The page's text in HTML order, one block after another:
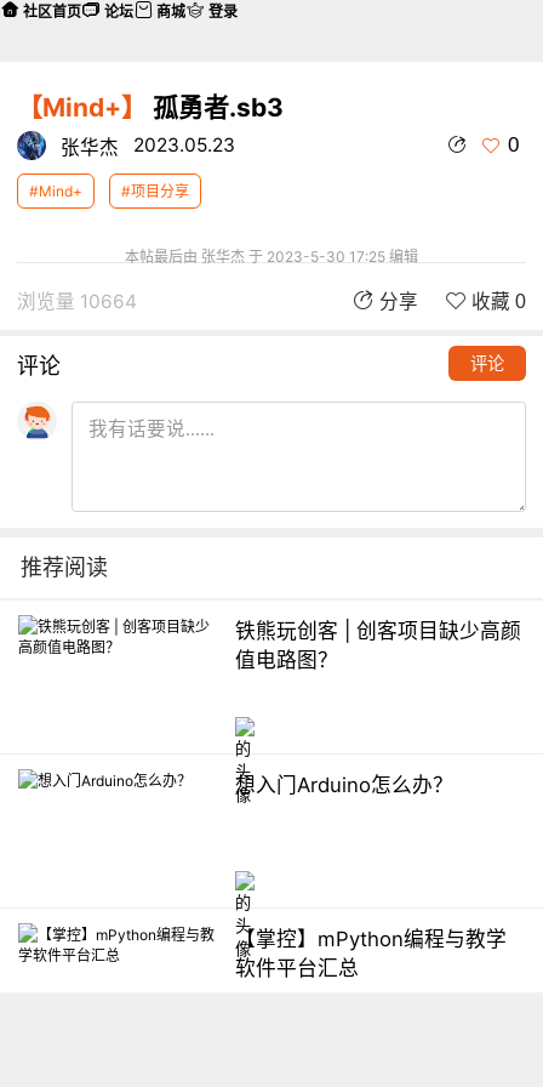
【Mind+】 孤勇者.sb3
张华杰 2023.05.23 0
#Mind+ #项目分享
本帖最后由 张华杰 于 2023-5-30 17:25 编辑
浏览量 10664 分享 收藏 0
评论 评论
推荐阅读
铁熊玩创客 | 创客项目缺少高颜
值电路图？
想入门Arduino怎么办？
【掌控】mPython编程与教学
软件平台汇总
社区首页 论坛 商城 登录